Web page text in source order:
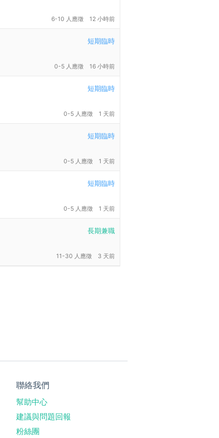
6-10 人應徵 12 小時前
短期臨時
0-5 人應徵 16 小時前
短期臨時
0-5 人應徵 1 天前
短期臨時
0-5 人應徵 1 天前
短期臨時
0-5 人應徵 1 天前
長期兼職
11-30 人應徵 3 天前
聯絡我們
幫助中心
建議與問題回報
粉絲團